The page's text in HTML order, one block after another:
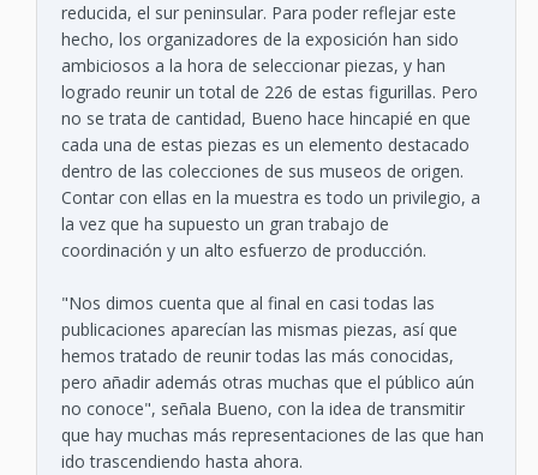
reducida, el sur peninsular. Para poder reflejar este
hecho, los organizadores de la exposición han sido
ambiciosos a la hora de seleccionar piezas, y han
logrado reunir un total de 226 de estas figurillas. Pero
no se trata de cantidad, Bueno hace hincapié en que
cada una de estas piezas es un elemento destacado
dentro de las colecciones de sus museos de origen.
Contar con ellas en la muestra es todo un privilegio, a
la vez que ha supuesto un gran trabajo de
coordinación y un alto esfuerzo de producción.
"Nos dimos cuenta que al final en casi todas las
publicaciones aparecían las mismas piezas, así que
hemos tratado de reunir todas las más conocidas,
pero añadir además otras muchas que el público aún
no conoce", señala Bueno, con la idea de transmitir
que hay muchas más representaciones de las que han
ido trascendiendo hasta ahora.